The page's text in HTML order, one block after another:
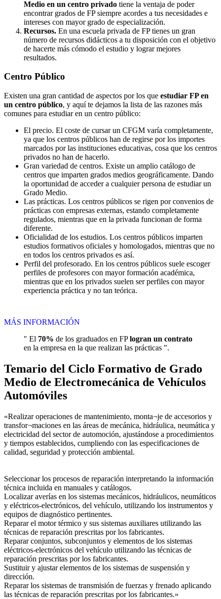
Medio en un centro privado tiene la ventaja de poder
encontrar grados de FP siempre acordes a tus necesidades e
intereses con mayor grado de especialización.
Recursos. En una escuela privada de FP tienes un gran
número de recursos didácticos a tu disposición con el objetivo
de hacerte más cómodo el estudio y lograr mejores
resultados.
Centro Público
Existen una gran cantidad de aspectos por los que estudiar FP en
un centro público, y aquí te dejamos la lista de las razones más
comunes para estudiar en un centro público:
El precio. El coste de cursar un CFGM varía completamente,
ya que los centros públicos han de regirse por los importes
marcados por las instituciones educativas, cosa que los centros
privados no han de hacerlo.
Gran variedad de centros. Existe un amplio catálogo de
centros que imparten grados medios geográficamente. Dando
la oportunidad de acceder a cualquier persona de estudiar un
Grado Medio.
Las prácticas. Los centros públicos se rigen por convenios de
prácticas con empresas externas, estando completamente
regulados, mientras que en la privada funcionan de forma
diferente.
Oficialidad de los estudios. Los centros públicos imparten
estudios formativos oficiales y homologados, mientras que no
en todos los centros privados es así.
Perfil del profesorado. En los centros públicos suele escoger
perfiles de profesores con mayor formación académica,
mientras que en los privados suelen ser perfiles con mayor
experiencia práctica y no tan teórica.
MÁS INFORMACIÓN
" El 70% de los graduados en FPlogran un contrato
en la empresa en la que realizan las prácticas ".
Temario del Ciclo Formativo de Grado
Medio de Electromecánica de Vehículos
Automóviles
«Realizar operaciones de mantenimiento, monta¬je de accesorios y
transfor¬maciones en las áreas de mecánica, hidráulica, neumática y
electricidad del sector de automoción, ajustándose a procedimientos
y tiempos establecidos, cumpliendo con las especificaciones de
calidad, seguridad y protección ambiental.
Seleccionar los procesos de reparación interpretando la información
técnica incluida en manuales y catálogos.
Localizar averías en los sistemas mecánicos, hidráulicos, neumáticos
y eléctricos-electrónicos, del vehículo, utilizando los instrumentos y
equipos de diagnóstico pertinentes.
Reparar el motor térmico y sus sistemas auxiliares utilizando las
técnicas de reparación prescritas por los fabricantes.
Reparar conjuntos, subconjuntos y elementos de los sistemas
eléctricos-electrónicos del vehículo utilizando las técnicas de
reparación prescritas por los fabricantes.
Sustituir y ajustar elementos de los sistemas de suspensión y
dirección.
Reparar los sistemas de transmisión de fuerzas y frenado aplicando
las técnicas de reparación prescritas por los fabricantes.»